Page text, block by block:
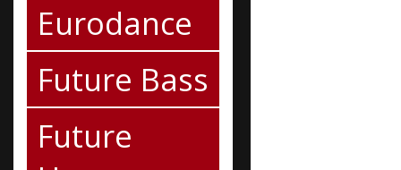
Eurodance
Future Bass
Future